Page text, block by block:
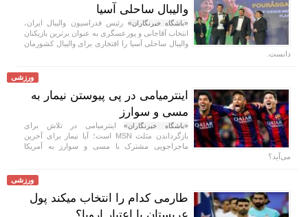
والیبال ساحلی آسیا
«باشگاه خبرنگاران» رئیس فدراسیون والیبال ایران،
انتخاب آقاجانی و پورعسگری به عنوان برترین بازیکنان
والیبال ساحلی آسیا را افتخاری برای والیبال کشورمان
دانست.
ورزشی
اینترمیامی در پی پیوستن نیمار به
مسی و سوارز
«باشگاه خبرنگاران»اینترمیامی در تلاش برای
بازگرداندن مثلث MSN است؛ آیا نیمار برای آخرین
ماجراجویی مشترک با مسی و سوارز به آمریکا
می‌آید؟
ورزشی
طارمی کدام را انتخاب میکند پول
عربستان یا اعتبار اروپا؟